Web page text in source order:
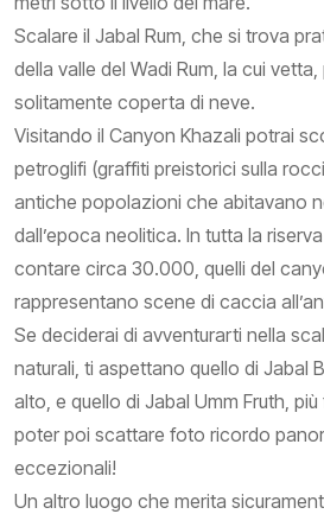
Scalare il Jabal Rum, che si trova
della valle del Wadi Rum, la cui
solitamente coperta di neve.
Visitando il Canyon Khazali potrai
petroglifi (graffiti preistorici sulla
antiche popolazioni che abitavano
dall’epoca neolitica. In tutta la
contare circa 30.000, quelli del
rappresentano scene di caccia
Se deciderai di avventurarti nella
naturali, ti aspettano quello di Jabal
alto, e quello di Jabal Umm Fruth,
poter poi scattare foto ricordo
eccezionali!
Un altro luogo che merita